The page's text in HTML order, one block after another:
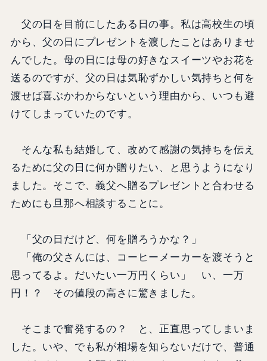
父の日を目前にしたある日の事。私は高校生の頃
から、父の日にプレゼントを渡したことはありませ
んでした。母の日には母の好きなスイーツやお花を
送るのですが、父の日は気恥ずかしい気持ちと何を
渡せば喜ぶかわからないという理由から、いつも避
けてしまっていたのです。
そんな私も結婚して、改めて感謝の気持ちを伝え
るために父の日に何か贈りたい、と思うようになり
ました。そこで、義父へ贈るプレゼントと合わせる
ためにも旦那へ相談することに。
「父の日だけど、何を贈ろうかな？」
「俺の父さんには、コーヒーメーカーを渡そうと
思ってるよ。だいたい一万円くらい」 い、一万
円！？ その値段の高さに驚きました。
そこまで奮発するの？ と、正直思ってしまいま
した。いや、でも私が相場を知らないだけで、普通